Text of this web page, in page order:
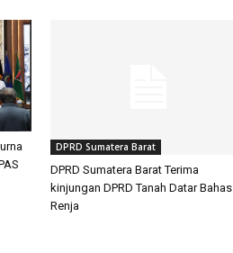
DPRD Sumatera Barat
DPRD Sumatera Barat Terima
kinjungan DPRD Tanah Datar Bahas
Renja